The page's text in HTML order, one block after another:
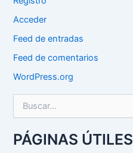
Acceder
Feed de entradas
Feed de comentarios
WordPress.org
c
aPÁGINAS ÚTILES